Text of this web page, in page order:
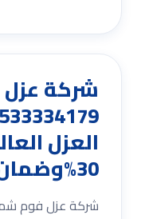
شركة
العزل
30%وضمان شامل